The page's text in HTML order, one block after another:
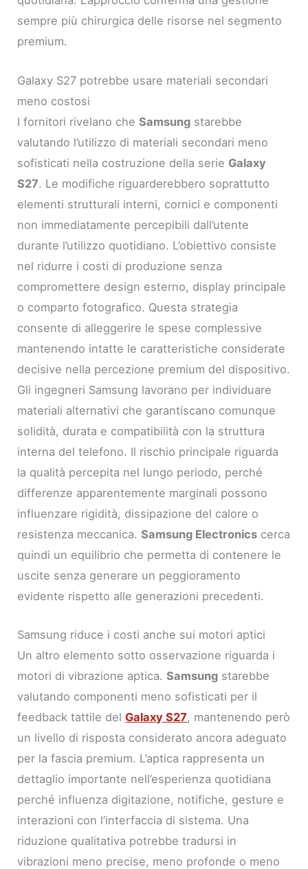
sempre più chirurgica delle risorse nel segmento
premium.
Galaxy S27 potrebbe usare materiali secondari
meno costosi
I fornitori rivelano cheSamsung starebbe
valutando l’utilizzo di materiali secondari meno
sofisticati nella costruzione della serie Galaxy
S27. Le modifiche riguarderebbero soprattutto
elementi strutturali interni, cornici e componenti
non immediatamente percepibili dall’utente
durante l’utilizzo quotidiano. L’obiettivo consiste
nel ridurre i costi di produzione senza
compromettere design esterno, display principale
o comparto fotografico. Questa strategia
consente di alleggerire le spese complessive
mantenendo intatte le caratteristiche considerate
decisive nella percezione premium del dispositivo.
Gli ingegneri Samsung lavorano per individuare
materiali alternativi che garantiscano comunque
solidità, durata e compatibilità con la struttura
interna del telefono. Il rischio principale riguarda
la qualità percepita nel lungo periodo, perché
differenze apparentemente marginali possono
influenzare rigidità, dissipazione del calore o
resistenza meccanica.Samsung Electronics cerca
quindi un equilibrio che permetta di contenere le
uscite senza generare un peggioramento
evidente rispetto alle generazioni precedenti.
Samsung riduce i costi anche sui motori aptici
Un altro elemento sotto osservazione riguarda i
motori di vibrazione aptica.Samsung starebbe
valutando componenti meno sofisticati per il
feedback tattile delGalaxy S27, mantenendo però
un livello di risposta considerato ancora adeguato
per la fascia premium. L’aptica rappresenta un
dettaglio importante nell’esperienza quotidiana
perché influenza digitazione, notifiche, gesture e
interazioni con l’interfaccia di sistema. Una
riduzione qualitativa potrebbe tradursi in
vibrazioni meno precise, meno profonde o meno